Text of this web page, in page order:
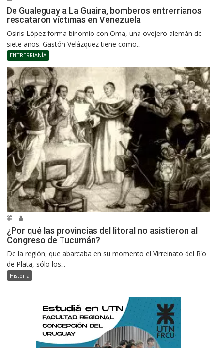
De Gualeguay a La Guaira, bomberos entrerrianos
rescataron víctimas en Venezuela
Osiris López forma binomio con Oma, una ovejero alemán de
siete años. Gastón Velázquez tiene como...
ENTRERRIANÍA
¿Por qué las provincias del litoral no asistieron al
Congreso de Tucumán?
De la región, que abarcaba en su momento el Virreinato del Río
de Plata, sólo los...
Historia